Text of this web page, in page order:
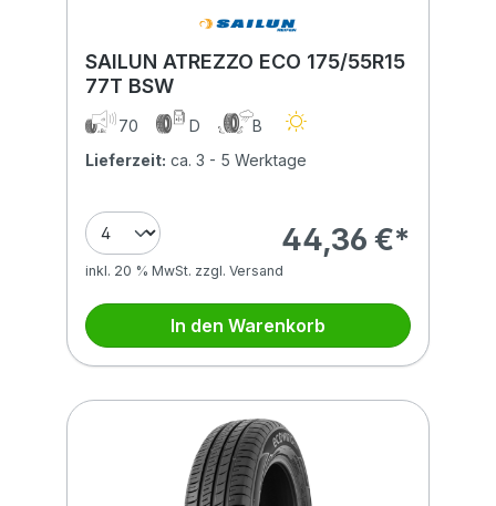
SAILUN ATREZZO ECO 175/55R15
77T BSW
70 D
B
Lieferzeit: ca. 3 - 5 Werktage
44,36 €*
inkl. 20 % MwSt. zzgl. Versand
In den Warenkorb